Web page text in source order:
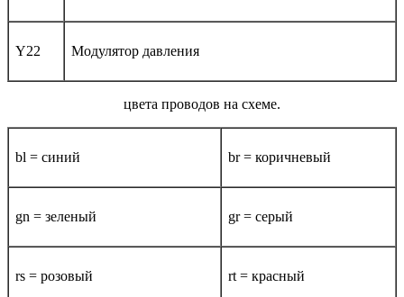
Y22 Модулятор давления
цвета проводов на схеме.
bl = синий br = коричневый
gn = зеленый gr = серый
rs = розовый rt = красный